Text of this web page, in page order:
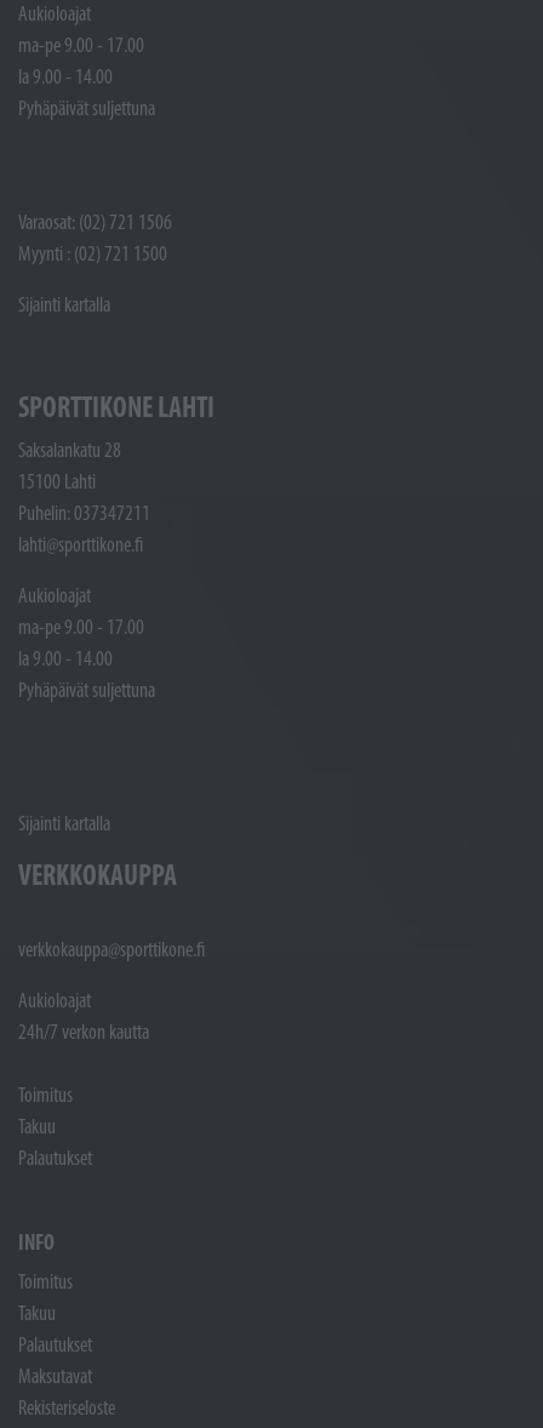
Aukioloajat
ma-pe 9.00 - 17.00
la 9.00 - 14.00
Pyhäpäivät suljettuna
Varaosat: (02) 721 1506
Myynti : (02) 721 1500
Sijainti kartalla
SPORTTIKONE LAHTI
Saksalankatu 28
15100 Lahti
Puhelin: 037347211
lahti@sporttikone.fi
Aukioloajat
ma-pe 9.00 - 17.00
la 9.00 - 14.00
Pyhäpäivät suljettuna
Sijainti kartalla
VERKKOKAUPPA
verkkokauppa@sporttikone.fi
Aukioloajat
24h/7 verkon kautta
Toimitus
Takuu
Palautukset
INFO
Toimitus
Takuu
Palautukset
Maksutavat
Rekisteriseloste